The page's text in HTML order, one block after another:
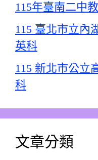
115年臺南二中
115 臺北市立內
英科
115 新北市公立
科
文章分類